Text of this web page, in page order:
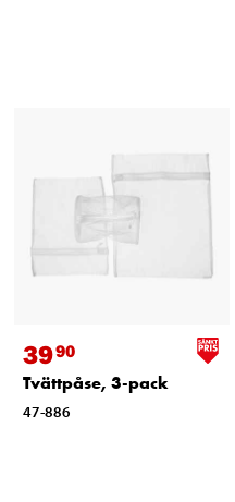
3990
Tvättpåse, 3-pack
47-886